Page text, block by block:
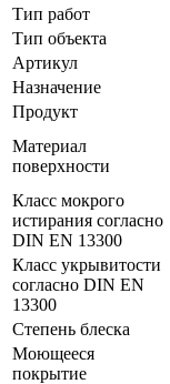
Тип работ
Тип объекта
Артикул
Назначение
Продукт
Материал
поверхности
Класс мокрого
истирания согласно
DIN EN 13300
Класс укрывитости
согласно DIN EN
13300
Степень блеска
Моющееся
покрытие